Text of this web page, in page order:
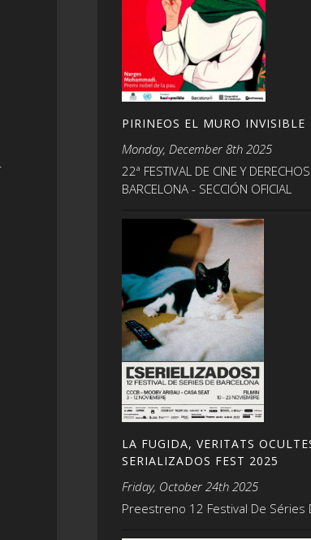
PIRINEOS EL MURO INVISIBLE
Monday, December 8th 2025
22ª FESTIVAL DE CINE Y
BARCELONA - SECCIÓN OFICIAL
LA FUGIDA, VERITATS
SERIALIZADOS FEST 2025
Friday, October 24th 2025
Preestreno 12 Festival De Séries